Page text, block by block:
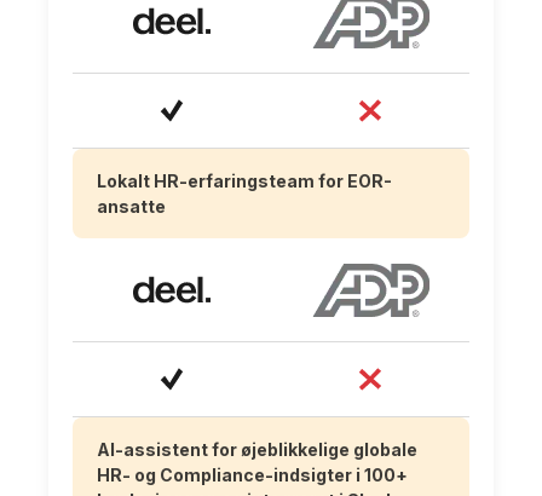
Lokalt HR-erfaringsteam for EOR-
ansatte
AI-assistent for øjeblikkelige globale
HR- og Compliance-indsigter i 100+